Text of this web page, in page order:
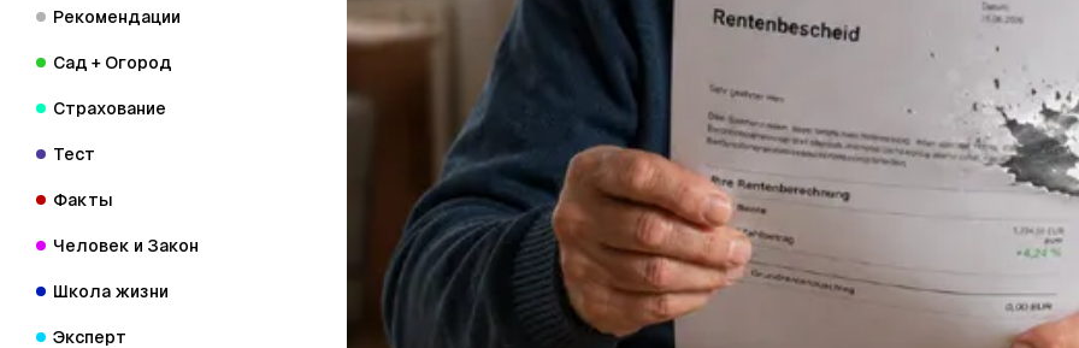
Рекомендации
Сад + Огород
Страхование
Тест
Факты
Человек и Закон
Школа жизни
Эксперт